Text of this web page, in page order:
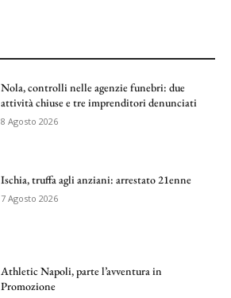
Nola, controlli nelle agenzie funebri: due
attività chiuse e tre imprenditori denunciati
8 Agosto 2026
Ischia, truffa agli anziani: arrestato 21enne
7 Agosto 2026
Athletic Napoli, parte l’avventura in
Promozione